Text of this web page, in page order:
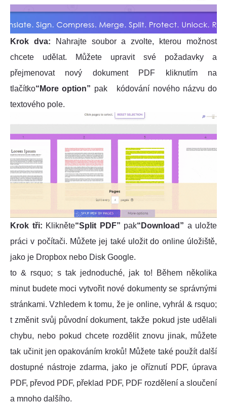
Krok dva: Nahrajte soubor a zvolte, kterou možnost
chcete udělat. Můžete upravit své požadavky a
přejmenovat nový dokument PDF kliknutím na
tlačítko“More option” pak kódování nového názvu do
textového pole.
Krok tři: Klikněte“Split PDF” pak“Download” a uložte
práci v počítači. Můžete jej také uložit do online úložiště,
jako je Dropbox nebo Disk Google.
to & rsquo; s tak jednoduché, jak to! Během několika
minut budete moci vytvořit nové dokumenty se správnými
stránkami. Vzhledem k tomu, že je online, vyhrál & rsquo;
t změnit svůj původní dokument, takže pokud jste udělali
chybu, nebo pokud chcete rozdělit znovu jinak, můžete
tak učinit jen opakováním kroků! Můžete také použít další
dostupné nástroje zdarma, jako je oříznutí PDF, úprava
PDF, převod PDF, překlad PDF, PDF rozdělení a sloučení
a mnoho dalšího.